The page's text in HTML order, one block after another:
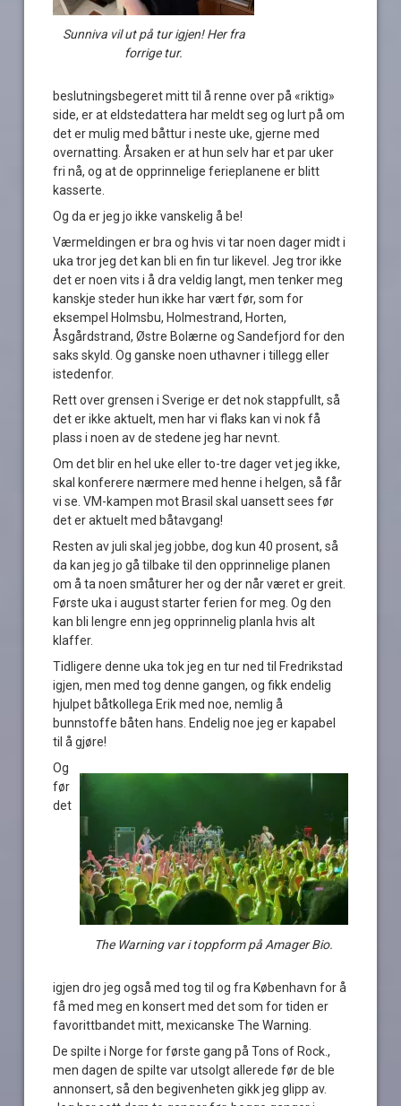
Sunniva vil ut på tur igjen! Her fra
forrige tur.
beslutningsbegeret mitt til å renne over på «riktig»
side, er at eldstedattera har meldt seg og lurt på om
det er mulig med båttur i neste uke, gjerne med
overnatting. Årsaken er at hun selv har et par uker
fri nå, og at de opprinnelige ferieplanene er blitt
kasserte.
Og da er jeg jo ikke vanskelig å be!
Værmeldingen er bra og hvis vi tar noen dager midt i
uka tror jeg det kan bli en fin tur likevel. Jeg tror ikke
det er noen vits i å dra veldig langt, men tenker meg
kanskje steder hun ikke har vært før, som for
eksempel Holmsbu, Holmestrand, Horten,
Åsgårdstrand, Østre Bolærne og Sandefjord for den
saks skyld. Og ganske noen uthavner i tillegg eller
istedenfor.
Rett over grensen i Sverige er det nok stappfullt, så
det er ikke aktuelt, men har vi flaks kan vi nok få
plass i noen av de stedene jeg har nevnt.
Om det blir en hel uke eller to-tre dager vet jeg ikke,
skal konferere nærmere med henne i helgen, så får
vi se. VM-kampen mot Brasil skal uansett sees før
det er aktuelt med båtavgang!
Resten av juli skal jeg jobbe, dog kun 40 prosent, så
da kan jeg jo gå tilbake til den opprinnelige planen
om å ta noen småturer her og der når været er greit.
Første uka i august starter ferien for meg. Og den
kan bli lengre enn jeg opprinnelig planla hvis alt
klaffer.
Tidligere denne uka tok jeg en tur ned til Fredrikstad
igjen, men med tog denne gangen, og fikk endelig
hjulpet båtkollega Erik med noe, nemlig å
bunnstoffe båten hans. Endelig noe jeg er kapabel
til å gjøre!
The Warning var i toppform på Amager Bio.
Og
før
det
igjen dro jeg også med tog til og fra København for å
få med meg en konsert med det som for tiden er
favorittbandet mitt, mexicanske The Warning.
De spilte i Norge for første gang på Tons of Rock.,
men dagen de spilte var utsolgt allerede før de ble
annonsert, så den begivenheten gikk jeg glipp av.